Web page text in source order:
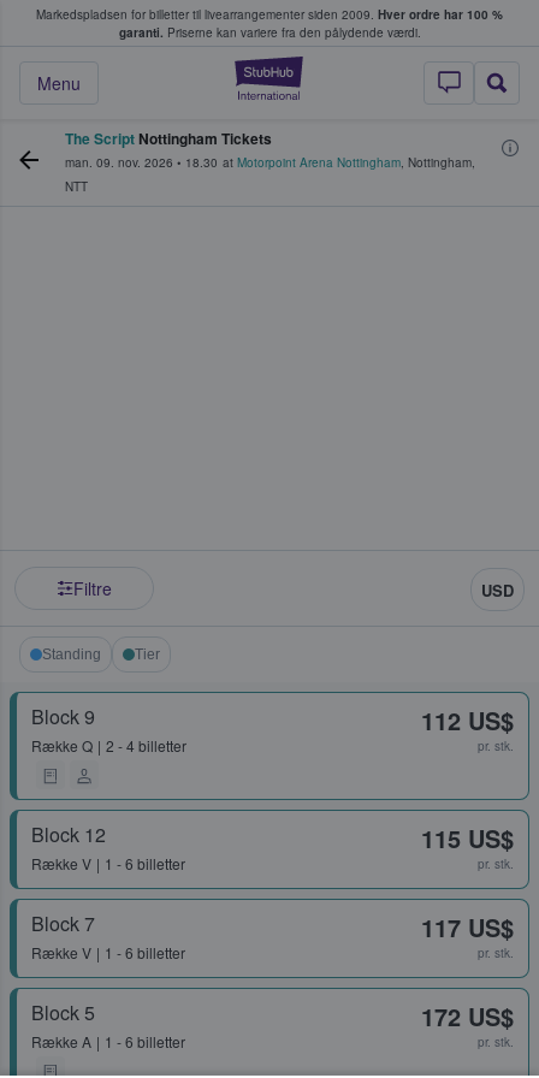
Markedspladsen for billetter til livearrangementer siden 2009. Hver ordre har 100 %
garanti. Priserne kan variere fra den pålydende værdi.
StubHub - Hvor
Menu
køber og sælger billetter
The Script Nottingham Tickets
man. 09. nov. 2026 • 18.30 at Motorpoint Arena Nottingham, Nottingham,
NTT
Filtre USD
Standing Tier
Block 9
Række Q 2 - 4 billetter
112 US$
pr. stk.
Block 12
Række V 1 - 6 billetter
115 US$
pr. stk.
Block 7
Række V 1 - 6 billetter
117 US$
pr. stk.
Block 5
Række A 1 - 6 billetter
172 US$
pr. stk.